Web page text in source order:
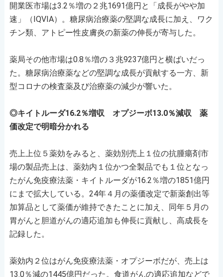
開業医市場は3.2％増の２兆1691億円と「成長がやや加
速」（IQVIA）。糖尿病治療薬の堅調な成長に加え、ワク
チン類、アトピー性皮膚炎の新薬の伸長が寄与した。
薬局その他市場は0.8％増の３兆9237億円と横ばいだっ
た。糖尿病治療薬などの堅調な成長が貢献する一方、新
型コロナの検査薬及び治療薬の減少が響いた。
◎キイトルーダ16.2％増収 オプジーボ13.0％減収 薬
価改定で明暗分かれる
売上上位５薬効をみると、薬効別売上１位の抗腫瘍剤市
場の製品売上は、薬効内１位かつ全製品でも１位となっ
たがん免疫療法薬・キイトルーダが16.2％増の1851億円
にまで拡大している。24年４月の薬価改定で新薬創出等
加算品として薬価が維持できたことに加え、同年５月の
胃がんと胆道がんの適応追加も伸長に貢献し、高成長を
記録した。
薬効内２位はがん免疫療法薬・オプジーボだが、売上は
13.0％減の1445億円だった。食道がんの適応追加などで